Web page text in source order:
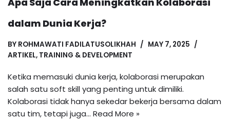
dalam Dunia Kerja?
BY ROHMAWATI FADILATUSOLIKHAH
MAY 7, 2025
ARTIKEL, TRAINING & DEVELOPMENT
Ketika memasuki dunia kerja, kolaborasi merupakan
salah satu soft skill yang penting untuk dimiliki.
Kolaborasi tidak hanya sekedar bekerja bersama dalam
satu tim, tetapi juga… Read More »